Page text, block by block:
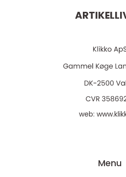
web:
Menu